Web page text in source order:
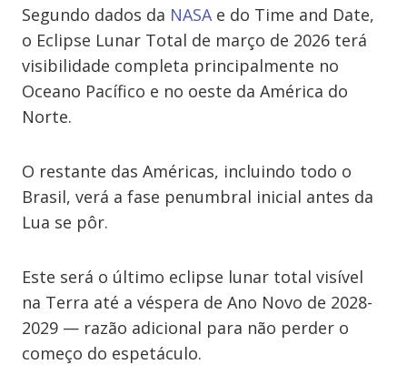
Segundo dados da NASAe do Time and Date,
o Eclipse Lunar Total de março de 2026 terá
visibilidade completa principalmente no
Oceano Pacífico e no oeste da América do
Norte.
O restante das Américas, incluindo todo o
Brasil, verá a fase penumbral inicial antes da
Lua se pôr.
Este será o último eclipse lunar total visível
na Terra até a véspera de Ano Novo de 2028-
2029 — razão adicional para não perder o
começo do espetáculo.